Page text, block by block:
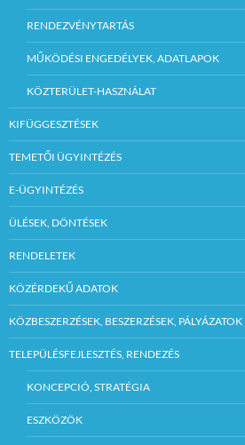
RENDEZVÉNYTARTÁS
MŰKÖDÉSI ENGEDÉLYEK, ADATLAPOK
KÖZTERÜLET-HASZNÁLAT
KIFÜGGESZTÉSEK
TEMETŐI ÜGYINTÉZÉS
E-ÜGYINTÉZÉS
ÜLÉSEK, DÖNTÉSEK
RENDELETEK
KÖZÉRDEKŰ ADATOK
KÖZBESZERZÉSEK, BESZERZÉSEK, PÁLYÁZATOK
TELEPÜLÉSFEJLESZTÉS, RENDEZÉS
KONCEPCIÓ, STRATÉGIA
ESZKÖZÖK